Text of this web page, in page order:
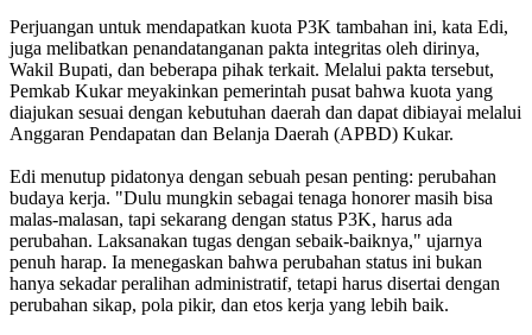
Perjuangan untuk mendapatkan kuota P3K tambahan ini, kata Edi,
juga melibatkan penandatanganan pakta integritas oleh dirinya,
Wakil Bupati, dan beberapa pihak terkait. Melalui pakta tersebut,
Pemkab Kukar meyakinkan pemerintah pusat bahwa kuota yang
diajukan sesuai dengan kebutuhan daerah dan dapat dibiayai melalui
Anggaran Pendapatan dan Belanja Daerah (APBD) Kukar.
Edi menutup pidatonya dengan sebuah pesan penting: perubahan
budaya kerja. "Dulu mungkin sebagai tenaga honorer masih bisa
malas-malasan, tapi sekarang dengan status P3K, harus ada
perubahan. Laksanakan tugas dengan sebaik-baiknya," ujarnya
penuh harap. Ia menegaskan bahwa perubahan status ini bukan
hanya sekadar peralihan administratif, tetapi harus disertai dengan
perubahan sikap, pola pikir, dan etos kerja yang lebih baik.